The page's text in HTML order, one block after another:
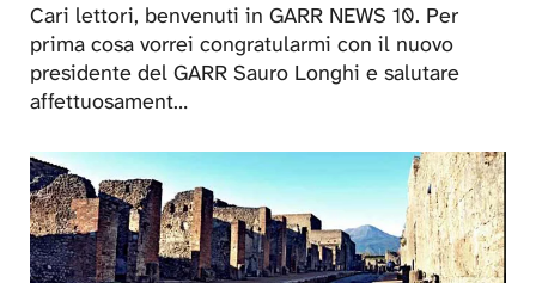
Cari lettori, benvenuti in GARR NEWS 10. Per
prima cosa vorrei congratularmi con il nuovo
presidente del GARR Sauro Longhi e salutare
affettuosament…